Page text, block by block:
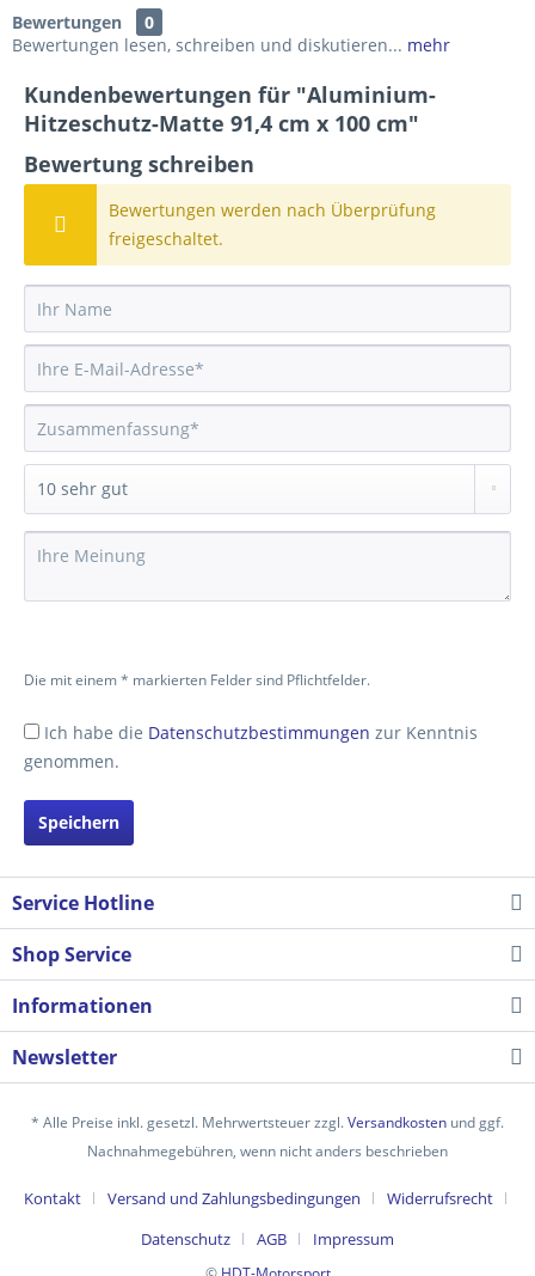
Bewertungen
0
Bewertungen lesen, schreiben und diskutieren... mehr
Kundenbewertungen für "Aluminium-
Hitzeschutz-Matte 91,4 cm x 100 cm"
Bewertung schreiben
Bewertungen werden nach Überprüfung
freigeschaltet.
Die mit einem * markierten Felder sind Pflichtfelder.
Ich habe die Datenschutzbestimmungen zur Kenntnis
genommen.
Speichern
Service Hotline
Shop Service
Informationen
Newsletter
* Alle Preise inkl. gesetzl. Mehrwertsteuer zzgl.Versandkosten und ggf.
Nachnahmegebühren, wenn nicht anders beschrieben
Kontakt Versand und Zahlungsbedingungen
Widerrufsrecht
Datenschutz
AGB Impressum